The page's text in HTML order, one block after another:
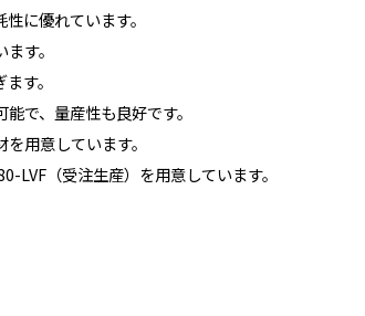
に優れています。
す。
す。
で、量産性も良好です。
用意しています。
LVF（受注生産）を用意しています。